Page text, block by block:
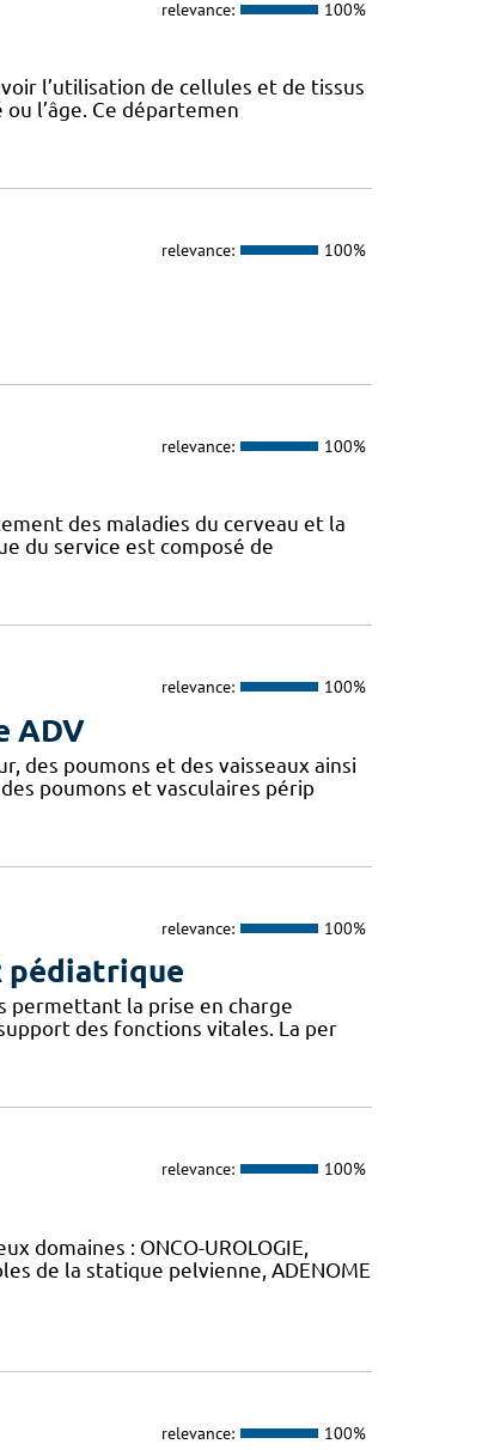
relevance: 100%
l’utilisation de cellules et de tissus
l’âge. Ce départemen
relevance: 100%
relevance: 100%
des maladies du cerveau et la
du service est composé de
relevance: 100%
ADV
des poumons et des vaisseaux ainsi
poumons et vasculaires périp
relevance: 100%
pédiatrique
permettant la prise en charge
des fonctions vitales. La per
relevance: 100%
domaines : ONCO-UROLOGIE,
de la statique pelvienne, ADENOME
relevance: 100%